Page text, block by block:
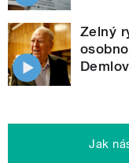
Zelný
Jak